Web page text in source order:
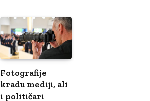
Fotografije
kradu mediji, ali
i političari